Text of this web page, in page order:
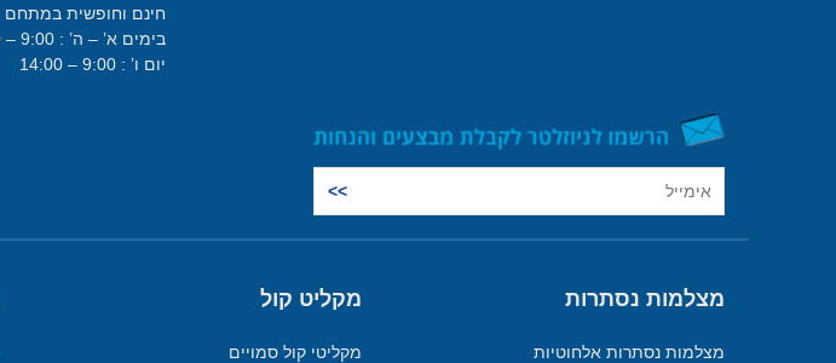
חינם וחופשית במתחם
בימים א’ – ה’ : 9:00 – 20:00
יום ו’ : 9:00 – 14:00
מצלמות נסתרות
מצלמות נסתרות אלחוטיות
מקליט קול
מקליטי קול סמויים